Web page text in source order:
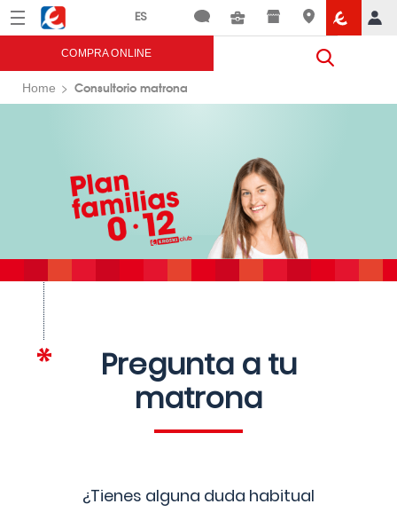
Menú Eroski
COMPRA ONLINE
Home Consultorio matrona
Pregunta a tu
matrona
¿Tienes alguna duda habitual